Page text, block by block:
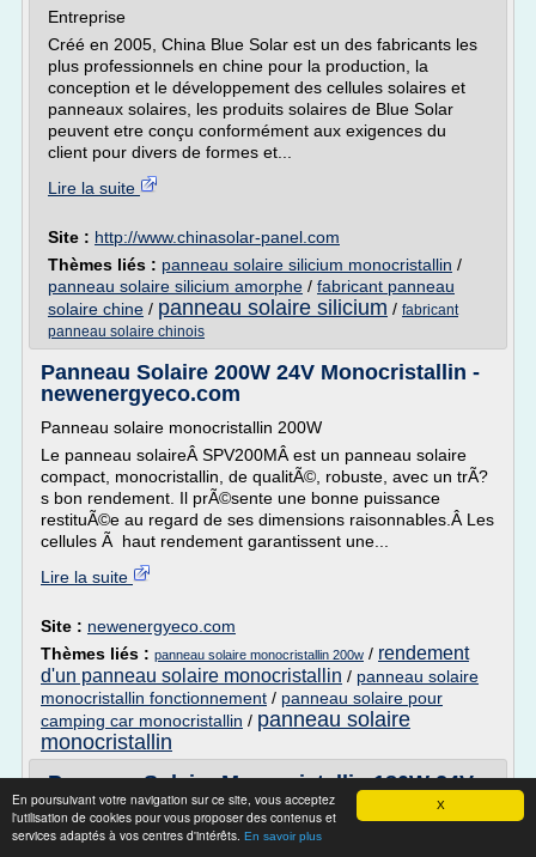
X
En poursuivant votre navigation sur ce site, vous acceptez
l'utilisation de cookies pour vous proposer des contenus et
services adaptés à vos centres d'intérêts. En savoir plus
Entreprise
Créé en 2005, China Blue Solar est un des fabricants les
plus professionnels en chine pour la production, la
conception et le développement des cellules solaires et
panneaux solaires, les produits solaires de Blue Solar
peuvent etre conçu conformément aux exigences du
client pour divers de formes et...
Lire la suite
Site : http://www.chinasolar-panel.com
Thèmes liés : panneau solaire silicium monocristallin /
panneau solaire silicium amorphe / fabricant panneau
solaire chine / panneau solaire silicium / fabricant
panneau solaire chinois
Panneau Solaire 200W 24V Monocristallin -
newenergyeco.com
Panneau solaire monocristallin 200W
Le panneau solaireÂ SPV200MÂ est un panneau solaire
compact, monocristallin, de qualitÃ©, robuste, avec un trÃ?
s bon rendement. Il prÃ©sente une bonne puissance
restituÃ©e au regard de ses dimensions raisonnables.Â Les
cellules Ã haut rendement garantissent une...
Lire la suite
Site : newenergyeco.com
Thèmes liés : panneau solaire monocristallin 200w / rendement
d'un panneau solaire monocristallin / panneau solaire
monocristallin fonctionnement / panneau solaire pour
camping car monocristallin / panneau solaire
monocristallin
Panneau Solaire Monocristallin 180W 24V
Victron BlueSolar
Accueil > Energie solaire > Panneau solaire monocristallin